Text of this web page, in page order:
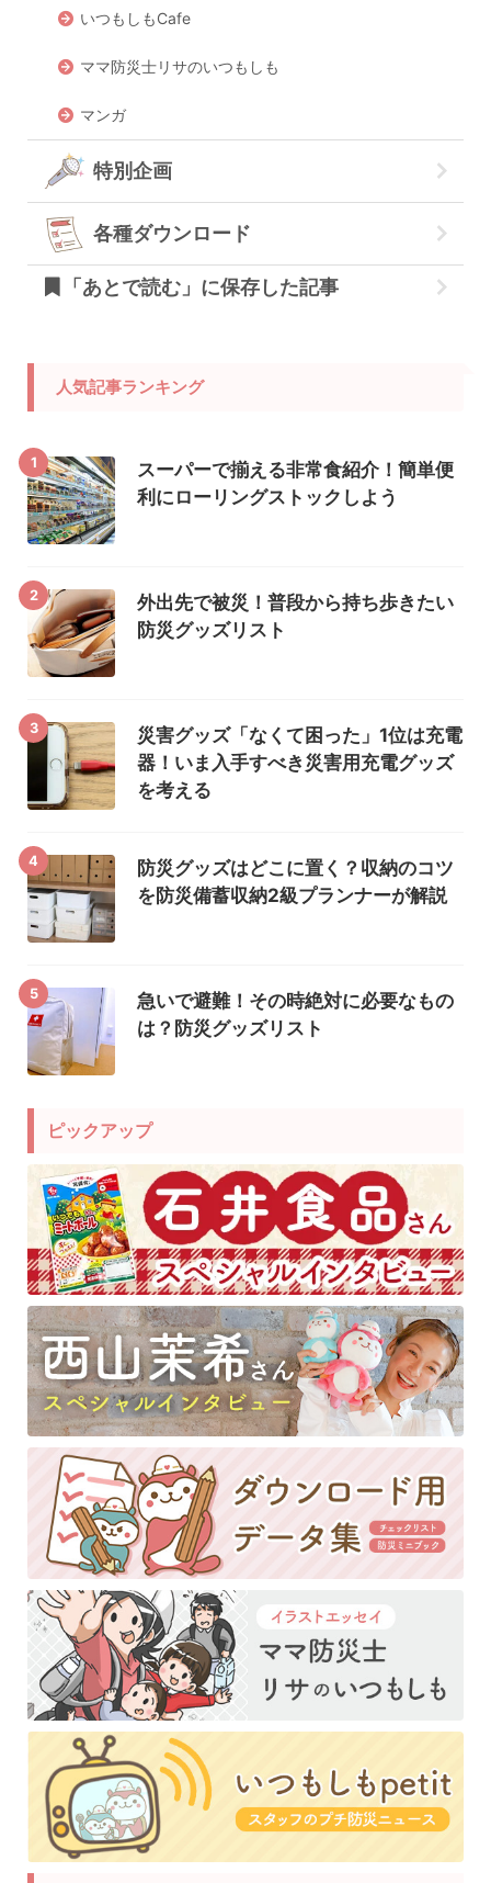
いつもしもCafe
ママ防災士リサのいつもしも
マンガ
特別企画
各種ダウンロード
「あとで読む」に保存した記事
人気記事ランキング
1
スーパーで揃える非常食紹介！簡単便
利にローリングストックしよう
2
外出先で被災！普段から持ち歩きたい
防災グッズリスト
3
災害グッズ「なくて困った」1位は充電
器！いま入手すべき災害用充電グッズ
を考える
4
防災グッズはどこに置く？収納のコツ
を防災備蓄収納2級プランナーが解説
5
急いで避難！その時絶対に必要なもの
は？防災グッズリスト
ピックアップ